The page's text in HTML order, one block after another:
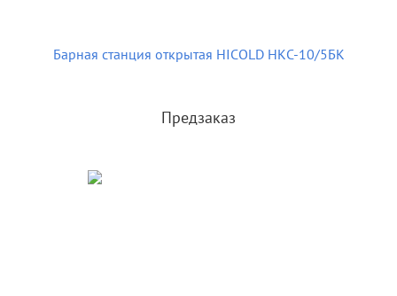
Барная станция открытая HICOLD НКС-10/5БК
Предзаказ